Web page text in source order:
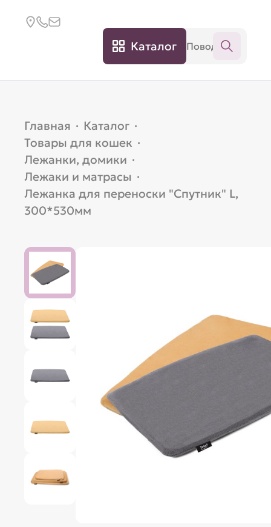
Каталог
Главная · Каталог ·
Товары для кошек ·
Лежанки, домики ·
Лежаки и матрасы ·
Лежанка для переноски "Спутник" L,
300*530мм